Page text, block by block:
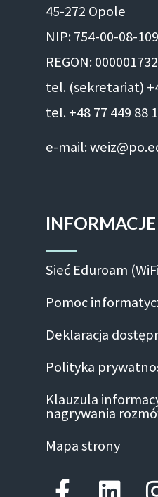
45-272 Opole
NIP: 754-00-08-109
REGON: 000001732
tel. (sekretariat)
tel. +48 77 449 88
e-mail:
INFORMACJE
Sieć Eduroam
Pomoc
Deklaracja
Polityka
Klauzula
nagrywania
Mapa strony